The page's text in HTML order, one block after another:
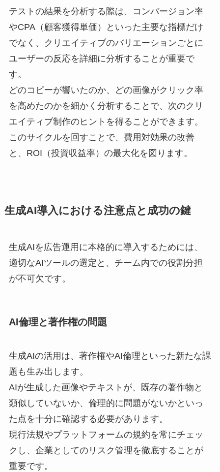
テストの結果を分析する際は、コンバージョン率
やCPA（顧客獲得単価）といった主要な指標だけ
でなく、クリエイティブのバリエーションごとに
ユーザーの反応を詳細に分析することが重要で
す。
どのコピーが響いたのか、どの画像がクリック率
を高めたのかを細かく分析することで、次のクリ
エイティブ制作のヒントを得ることができます。
このサイクルを回すことで、費用対効果の改善
と、ROI（投資収益率）の最大化を図ります。
生成AI導入における注意点と成功の鍵
生成AIを広告運用に本格的に導入するためには、
適切なAIツールの選定と、チーム内での役割分担
が不可欠です。
AI倫理と著作権の問題
生成AIの活用は、著作権やAI倫理といった新たな課
題も生み出します。
AIが生成した画像やテキストが、既存の著作物と
類似していないか、倫理的に問題がないかといっ
た点を十分に確認する必要があります。
現行法規やプラットフォームの規約を常にチェッ
クし、企業としてのリスク管理を徹底することが
重要です。